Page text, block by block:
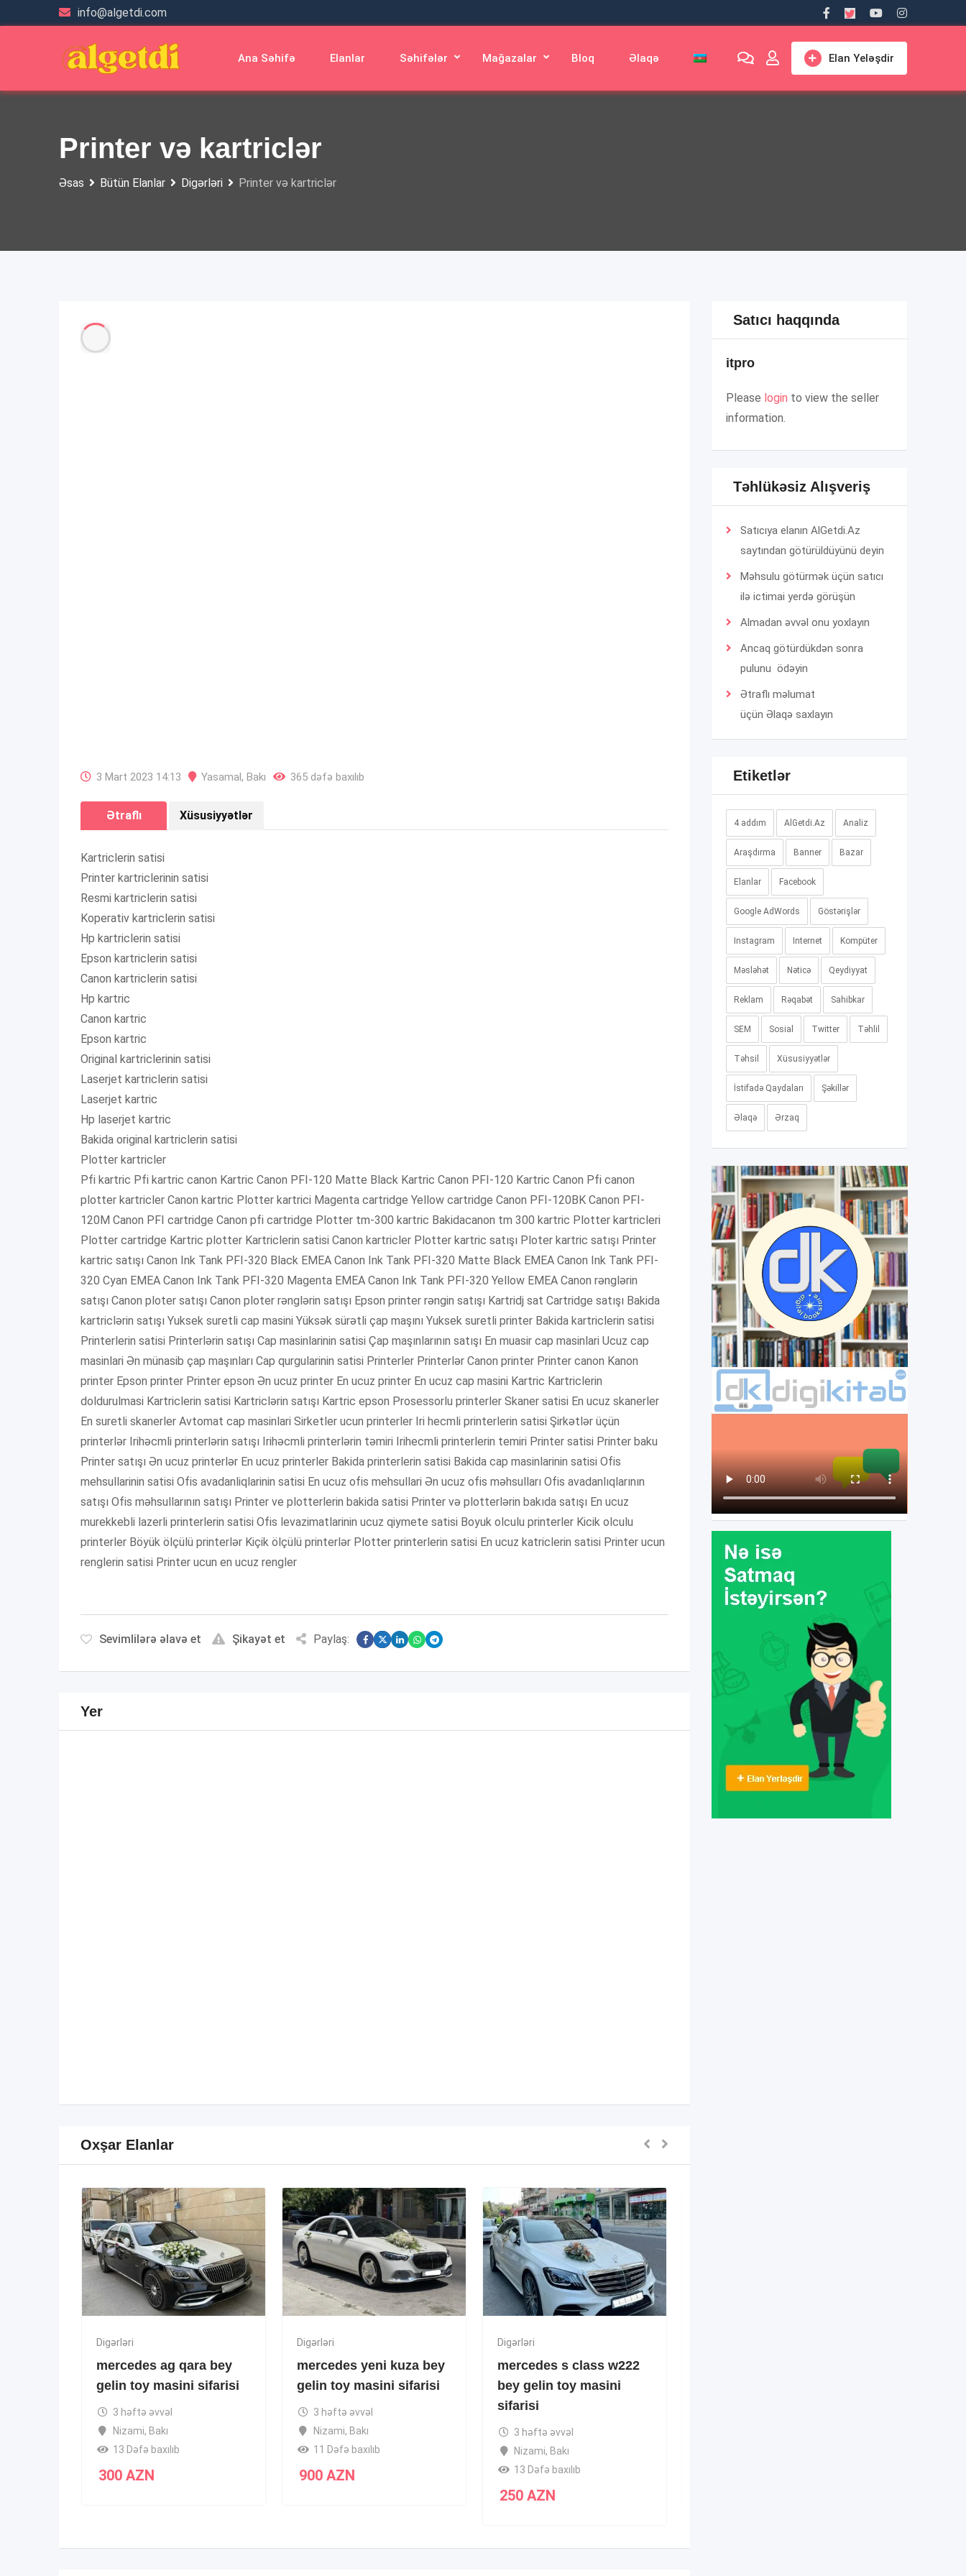
to
info@algetdi.com
Elan Yeləşdir
Ana Səhifə Elanlar Səhifələr Mağazalar Bloq Əlaqə
Printer və kartriclər
Əsas Bütün Elanlar Digərləri Printer və kartriclər
3 Mart 2023 14:13 Yasamal, Bakı 365 dəfə baxılıb
Ətraflı Xüsusiyyətlər
Kartriclerin satisi
Printer kartriclerinin satisi
Resmi kartriclerin satisi
Koperativ kartriclerin satisi
Hp kartriclerin satisi
Epson kartriclerin satisi
Canon kartriclerin satisi
Hp kartric
Canon kartric
Epson kartric
Original kartriclerinin satisi
Laserjet kartriclerin satisi
Laserjet kartric
Hp laserjet kartric
Bakida original kartriclerin satisi
Plotter kartricler
Pfi kartric Pfi kartric canon Kartric Canon PFI-120 Matte Black Kartric Canon PFI-120 Kartric Canon Pfi canon
plotter kartricler Canon kartric Plotter kartrici Magenta cartridge Yellow cartridge Canon PFI-120BK Canon PFI-
120M Canon PFI cartridge Canon pfi cartridge Plotter tm-300 kartric Bakidacanon tm 300 kartric Plotter kartricleri
Plotter cartridge Kartric plotter Kartriclerin satisi Canon kartricler Plotter kartric satışı Ploter kartric satışı Printer
kartric satışı Canon Ink Tank PFI-320 Black EMEA Canon Ink Tank PFI-320 Matte Black EMEA Canon Ink Tank PFI-
320 Cyan EMEA Canon Ink Tank PFI-320 Magenta EMEA Canon Ink Tank PFI-320 Yellow EMEA Canon rənglərin
satışı Canon ploter satışı Canon ploter rənglərin satışı Epson printer rəngin satışı Kartridj sat Cartridge satışı Bakida
kartriclərin satışı Yuksek suretli cap masini Yüksək sürətli çap maşını Yuksek suretli printer Bakida kartriclerin satisi
Printerlerin satisi Printerlərin satışı Cap masinlarinin satisi Çap maşınlarının satışı En muasir cap masinlari Ucuz cap
masinlari Ən münasib çap maşınları Cap qurgularinin satisi Printerler Printerlər Canon printer Printer canon Kanon
printer Epson printer Printer epson Ən ucuz printer En ucuz printer En ucuz cap masini Kartric Kartriclerin
doldurulmasi Kartriclerin satisi Kartriclərin satışı Kartric epson Prosessorlu printerler Skaner satisi En ucuz skanerler
En suretli skanerler Avtomat cap masinlari Sirketler ucun printerler Iri hecmli printerlerin satisi Şirkətlər üçün
printerlər Irihəcmli printerlərin satışı Irihəcmli printerlərin təmiri Irihecmli printerlerin temiri Printer satisi Printer baku
Printer satışı Ən ucuz printerlər En ucuz printerler Bakida printerlerin satisi Bakida cap masinlarinin satisi Ofis
mehsullarinin satisi Ofis avadanliqlarinin satisi En ucuz ofis mehsullari Ən ucuz ofis məhsulları Ofis avadanlıqlarının
satışı Ofis məhsullarının satışı Printer ve plotterlerin bakida satisi Printer və plotterlərin bakıda satışı En ucuz
murekkebli lazerli printerlerin satisi Ofis levazimatlarinin ucuz qiymete satisi Boyuk olculu printerler Kicik olculu
printerler Böyük ölçülü printerlər Kiçik ölçülü printerlər Plotter printerlerin satisi En ucuz katriclerin satisi Printer ucun
renglerin satisi Printer ucun en ucuz rengler
Sevimlilərə əlavə et Şikayət et Paylaş:
Yer
Oxşar Elanlar
Digərləri
mercedes ag qara bey
gelin toy masini sifarisi
3 həftə əvvəl
Nizami, Bakı
13 Dəfə baxılıb
300 AZN
Digərləri
mercedes yeni kuza bey
gelin toy masini sifarisi
3 həftə əvvəl
Nizami, Bakı
11 Dəfə baxılıb
900AZN
Digərləri
mercedes s class w222
bey gelin toy masini
sifarisi
3 həftə əvvəl
Nizami, Bakı
13 Dəfə baxılıb
250AZN
Satıcı haqqında
itpro
Please login to view the seller
information.
Təhlükəsiz Alışveriş
Satıcıya elanın AlGetdi.Az
saytından götürüldüyünü deyin
Məhsulu götürmək üçün satıcı
ilə ictimai yerdə görüşün
Almadan əvvəl onu yoxlayın
Ancaq götürdükdən sonra
pulunu ödəyin
Ətraflı məlumat
üçün Əlaqə saxlayın
Etiketlər
4 addım AlGetdi.Az Analiz
Araşdırma Banner Bazar
Elanlar Facebook
Google AdWords Göstərişlər
Instagram Internet Kompüter
Məsləhət Nəticə Qeydiyyat
Reklam Rəqabət Sahibkar
SEM Sosial Twitter Təhlil
Təhsil Xüsusiyyətlər
İstifadə Qaydaları Şəkillər
Əlaqə Ərzaq